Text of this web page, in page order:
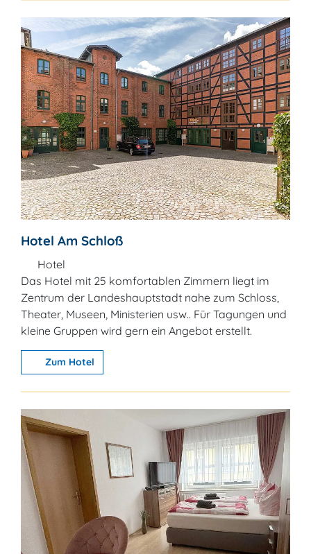
Hotel Am Schloß
Hotel
Das Hotel mit 25 komfortablen Zimmern liegt im
Zentrum der Landeshauptstadt nahe zum Schloss,
Theater, Museen, Ministerien usw.. Für Tagungen und
kleine Gruppen wird gern ein Angebot erstellt.
Zum Hotel